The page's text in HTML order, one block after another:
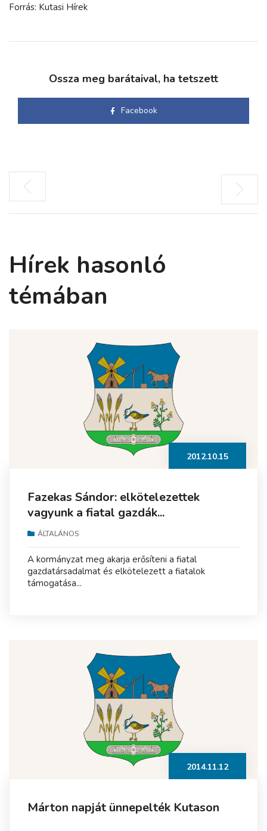
Forrás: Kutasi Hírek
Ossza meg barátaival, ha tetszett
Facebook
Hírek hasonló
témában
2012.10.15
Fazekas Sándor: elkötelezettek
vagyunk a fiatal gazdák...
ÁLTALÁNOS
A kormányzat meg akarja erősíteni a fiatal
gazdatársadalmat és elkötelezett a fiatalok
támogatása...
2014.11.12
Márton napját ünnepelték Kutason